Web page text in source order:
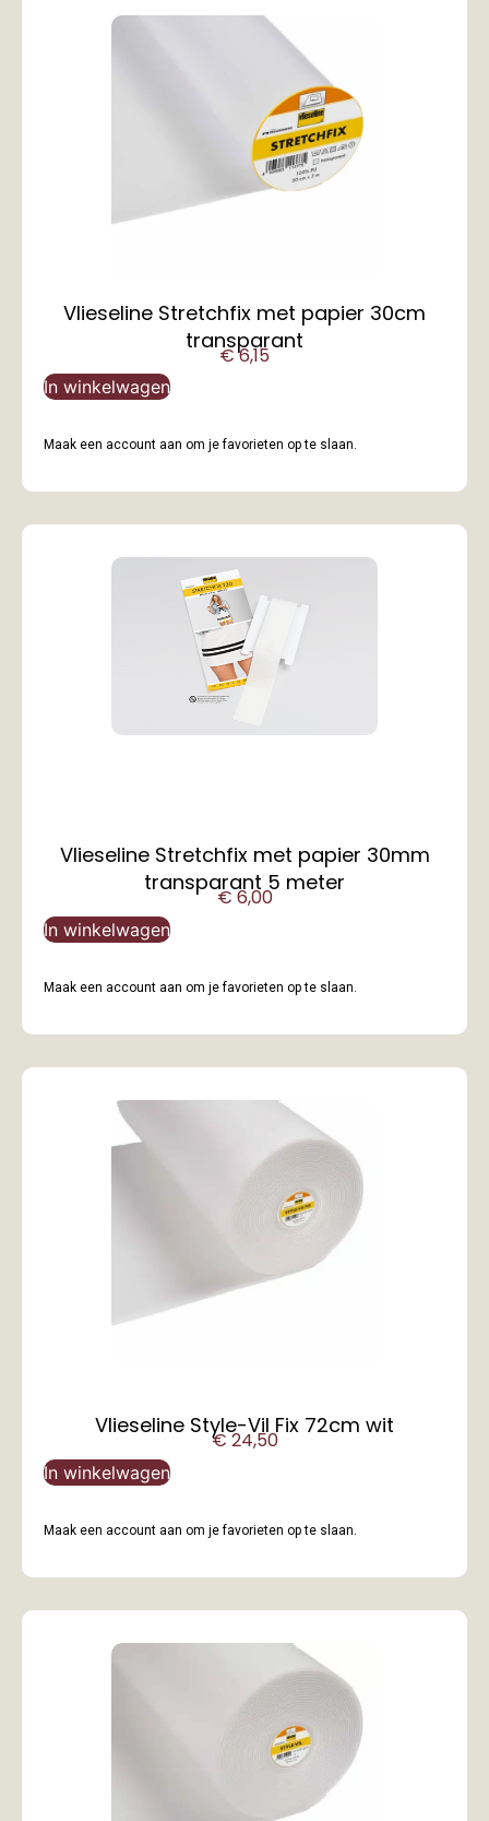
Vlieseline Stretchfix met papier 30cm
transparant
€6,15
In winkelwagen
Maak een account aan om je favorieten op te slaan.
Vlieseline Stretchfix met papier 30mm
transparant 5 meter
€6,00
In winkelwagen
Maak een account aan om je favorieten op te slaan.
Vlieseline Style-Vil Fix 72cm wit
€24,50
In winkelwagen
Maak een account aan om je favorieten op te slaan.